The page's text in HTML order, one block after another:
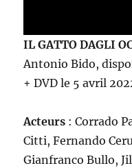
IL GATTO DAGLI
Antonio Bido,
+ DVD le 5 avril
Acteurs : Corrado
Citti, Fernando
Gianfranco Bullo,